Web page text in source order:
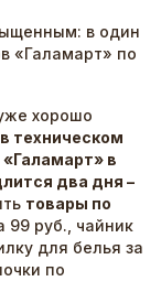
в один
«Галамарт» по
хорошо
техническом
в
два дня –
товары по
99 руб., чайник
для белья за
по